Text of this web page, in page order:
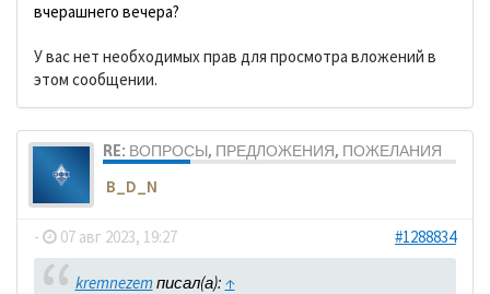
вчерашнего вечера?
У вас нет необходимых прав для просмотра вложений в
этом сообщении.
RE: ВОПРОСЫ, ПРЕДЛОЖЕНИЯ, ПОЖЕЛАНИЯ
B_D_N
- 07 авг 2023, 19:27 #1288834
kremnezemписал(а): ↑